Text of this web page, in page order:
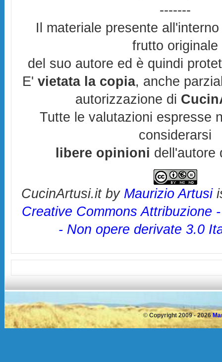
-------
Il materiale presente
frutto originale
del suo autore ed è quindi
E'vietata la copia, anche
autorizzazione di
Tutte le valutazioni espresse
considerarsi
libere opinioni dell'autore
CucinArtusi.itby Maurizio Artusi
Creative Commons Attribuzione
- Non opere derivate 3.0
© Copyright 2009 - 2026